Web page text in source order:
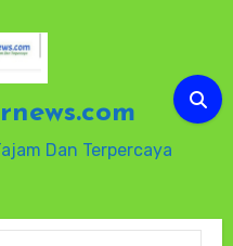
Dan Terpercaya